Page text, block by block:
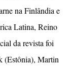
na Finlândia e
Latina, Reino
da revista foi
(Estônia), Martin